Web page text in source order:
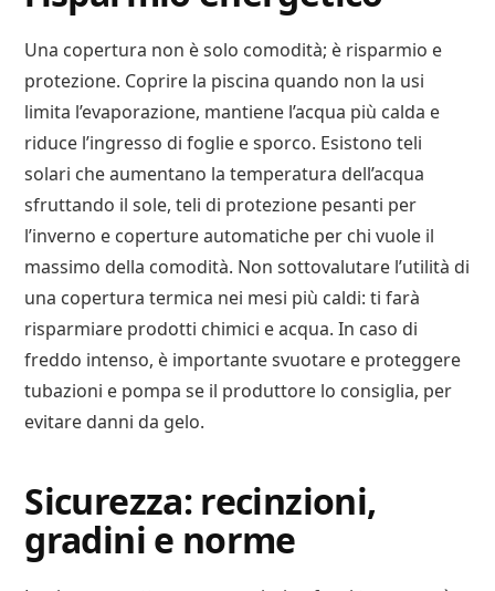
Una copertura non è solo comodità; è risparmio e
protezione. Coprire la piscina quando non la usi
limita l’evaporazione, mantiene l’acqua più calda e
riduce l’ingresso di foglie e sporco. Esistono teli
solari che aumentano la temperatura dell’acqua
sfruttando il sole, teli di protezione pesanti per
l’inverno e coperture automatiche per chi vuole il
massimo della comodità. Non sottovalutare l’utilità di
una copertura termica nei mesi più caldi: ti farà
risparmiare prodotti chimici e acqua. In caso di
freddo intenso, è importante svuotare e proteggere
tubazioni e pompa se il produttore lo consiglia, per
evitare danni da gelo.
Sicurezza: recinzioni,
gradini e norme